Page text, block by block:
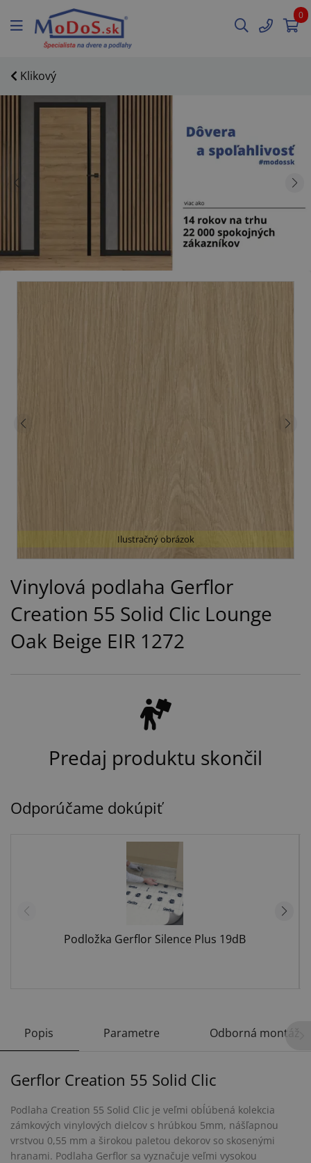
0
Klikový
Ilustračný obrázok
Vinylová podlaha Gerflor
Creation 55 Solid Clic Lounge
Oak Beige EIR 1272
Predaj produktu skončil
Odporúčame dokúpiť
Podložka Gerflor Silence Plus 19dB
Popis Parametre Odborná montáž
Gerflor Creation 55 Solid Clic
Podlaha Creation 55 Solid Clic je veľmi obĺúbená kolekcia
zámkových vinylových dielcov s hrúbkou 5mm, nášľapnou
vrstvou 0,55 mm a širokou paletou dekorov so skosenými
hranami. Podlaha Gerflor sa vyznačuje veľmi vysokou